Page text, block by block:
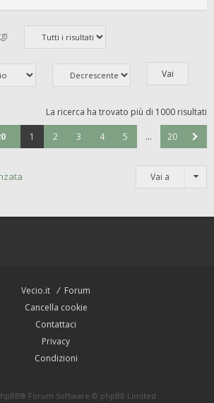
La ricerca ha trovato più di 1000 risultati
1 2 3 4 5 … 20
Vai a
Vecio.it
Forum
Cancella cookie
Contattaci
Privacy
Condizioni
® Forum Software © phpBB Limited